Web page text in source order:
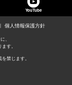
YouTube
個人情報保護方針
、
す。
禁じます。